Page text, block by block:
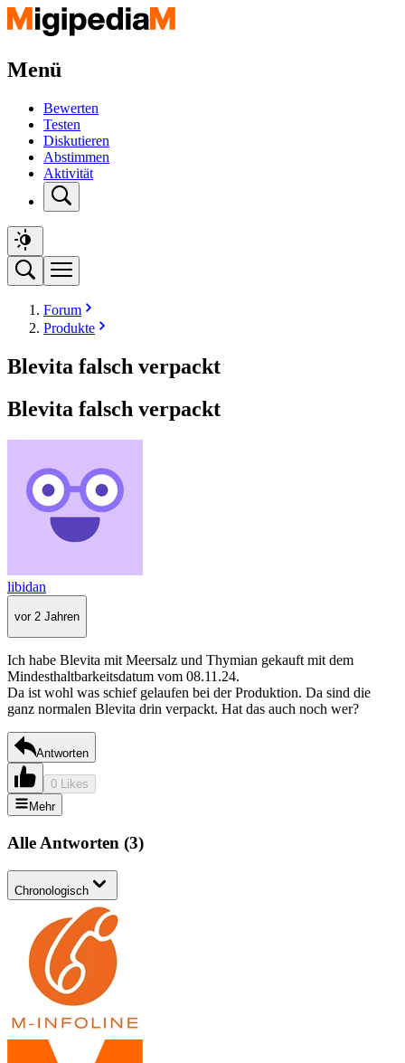
Menü
Bewerten
Testen
Diskutieren
Abstimmen
Aktivität
Forum
Produkte
Blevita falsch verpackt
Blevita falsch verpackt
libidan
vor 2 Jahren
Ich habe Blevita mit Meersalz und Thymian gekauft mit dem
Mindesthaltbarkeitsdatum vom 08.11.24.
Da ist wohl was schief gelaufen bei der Produktion. Da sind die
ganz normalen Blevita drin verpackt. Hat das auch noch wer?
Antworten
0 Likes
Mehr
Alle Antworten (3)
Chronologisch